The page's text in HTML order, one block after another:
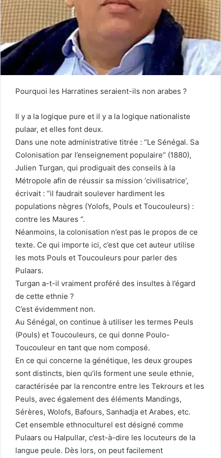
Pourquoi les Harratines seraient-ils non arabes ?
Il y a la logique pure et il y a la logique nationaliste
pulaar, et elles font deux.
Dans une note administrative titrée : ‘’Le Sénégal. Sa
Colonisation par l’enseignement populaire’’ (1880),
Julien Turgan, qui prodiguait des conseils à la
Métropole afin de réussir sa mission ‘civilisatrice’,
écrivait : ‘’il faudrait soulever hardiment les
populations nègres (Yolofs, Pouls et Toucouleurs) :
contre les Maures ‘’.
Néanmoins, la colonisation n’est pas le propos de ce
texte. Ce qui importe ici, c’est que cet auteur utilise
les mots Pouls et Toucouleurs pour parler des
Pulaars.
Turgan a-t-il vraiment proféré des insultes à l’égard
de cette ethnie ?
C’est évidemment non.
Au Sénégal, on continue à utiliser les termes Peuls
(Pouls) et Toucouleurs, ce qui donne Poulo-
Toucouleur en tant que nom composé.
En ce qui concerne la génétique, les deux groupes
sont distincts, bien qu’ils forment une seule ethnie,
caractérisée par la rencontre entre les Tekrours et les
Peuls, avec également des éléments Mandings,
Sérères, Wolofs, Bafours, Sanhadja et Arabes, etc.
Cet ensemble ethnoculturel est désigné comme
Pulaars ou Halpullar, c’est-à-dire les locuteurs de la
langue peule. Dès lors, on peut facilement